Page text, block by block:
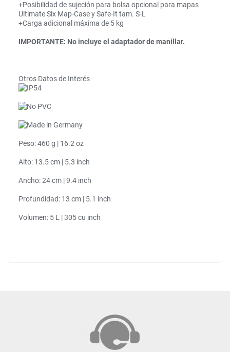
+Posibilidad de sujeción para bolsa opcional para mapas
Ultimate Six Map-Case y Safe-It tam. S-L
+Carga adicional máxima de 5 kg
IMPORTANTE: No incluye el adaptador de manillar.
Otros Datos de Interés
Peso: 460 g | 16.2 oz
Alto: 13.5 cm | 5.3 inch
Ancho: 24 cm | 9.4 inch
Profundidad: 13 cm | 5.1 inch
Volumen: 5 L | 305 cu inch